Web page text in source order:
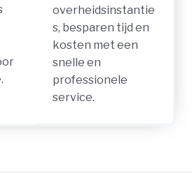
overheidsinstantie
s, besparen tijd en
kosten met een
snelle en
professionele
service.